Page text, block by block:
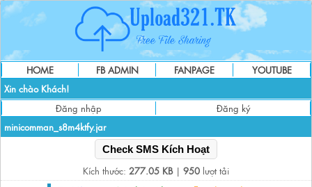
HOME FB ADMIN FANPAGE
YOUTUBE
Xin chào Khách!
Đăng nhập
Đăng ký
minicomman_s8m4ktfy.jar
Check SMS Kích Hoạt
Kích thước: 277.05 KB| 950 lượt tải